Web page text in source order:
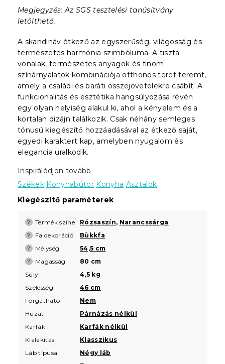
Megjegyzés: Az SGS tesztelési tanúsítvány
letölthető.
A skandináv étkező az egyszerűség, világosság és
természetes harmónia szimbóluma. A tiszta
vonalak, természetes anyagok és finom
színárnyalatok kombinációja otthonos teret teremt,
amely a családi és baráti összejövetelekre csábít. A
funkcionalitás és esztétika hangsúlyozása révén
egy olyan helyiség alakul ki, ahol a kényelem és a
kortalan dizájn találkozik. Csak néhány semleges
tónusú kiegészítő hozzáadásával az étkező saját,
egyedi karaktert kap, amelyben nyugalom és
elegancia uralkodik.
Inspirálódjon tovább
Székek Konyhabútor Konyha Asztalok
Kiegészítő paraméterek
? Termék színe Rózsaszín, Narancssárga
? Fa dekoráció Bükkfa
? Mélység 54,5 cm
? Magasság
80 cm
Súly
4,5 kg
Szélesség
46 cm
Forgatható
Nem
Huzat
Párnázás nélkül
Karfák
Karfák nélkül
Kialakítás
Klasszikus
Láb típusa
Négy láb